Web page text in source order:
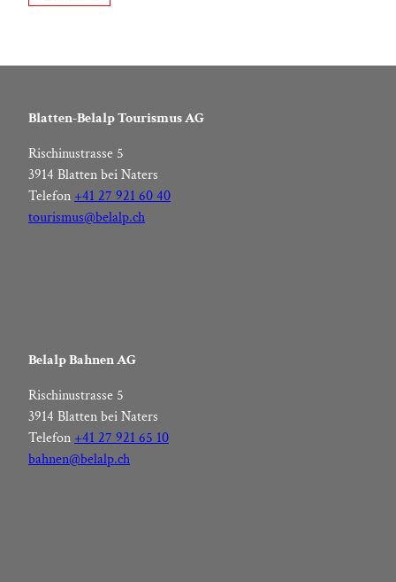
Blatten-Belalp Tourismus AG
Rischinustrasse 5
3914 Blatten bei Naters
Telefon+41 27 921 60 40
tourismus@belalp.ch
Belalp Bahnen AG
Rischinustrasse 5
3914 Blatten bei Naters
Telefon +41 27 921 65 10
bahnen@belalp.ch